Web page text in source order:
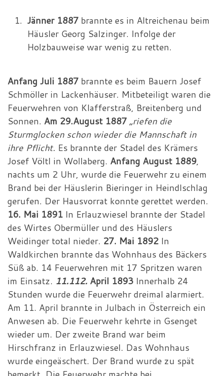
Jänner 1887 brannte es in Altreichenau beim
Häusler Georg Salzinger. Infolge der
Holzbauweise war wenig zu retten.
Anfang Juli 1887 brannte es beim Bauern Josef
Schmöller in Lackenhäuser. Mitbeteiligt waren die
Feuerwehren von Klafferstraß, Breitenberg und
Sonnen. Am 29.August 1887 „riefen die
Sturmglocken schon wieder die Mannschaft in
ihre Pflicht. Es brannte der Stadel des Krämers
Josef Völtl in Wollaberg. Anfang August 1889,
nachts um 2 Uhr, wurde die Feuerwehr zu einem
Brand bei der Häuslerin Bieringer in Heindlschlag
gerufen. Der Hausvorrat konnte gerettet werden.
16. Mai 1891 In Erlauzwiesel brannte der Stadel
des Wirtes Obermüller und des Häuslers
Weidinger total nieder. 27. Mai 1892 In
Waldkirchen brannte das Wohnhaus des Bäckers
Süß ab. 14 Feuerwehren mit 17 Spritzen waren
im Einsatz. 11.112. April 1893 Innerhalb 24
Stunden wurde die Feuerwehr dreimal alarmiert.
Am 11. April brannte in Julbach in Österreich ein
Anwesen ab. Die Feuerwehr kehrte in Gsenget
wieder um. Der zweite Brand war beim
Hirschfranz in Erlauzwiesel. Das Wohnhaus
wurde eingeäschert. Der Brand wurde zu spät